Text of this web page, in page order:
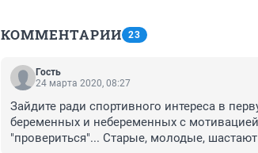
КОММЕНТАРИИ 23
Гость
24 марта 2020, 08:27
Зайдите ради спортивного интереса в
беременных и небеременных с
"провериться"... Старые, молодые,